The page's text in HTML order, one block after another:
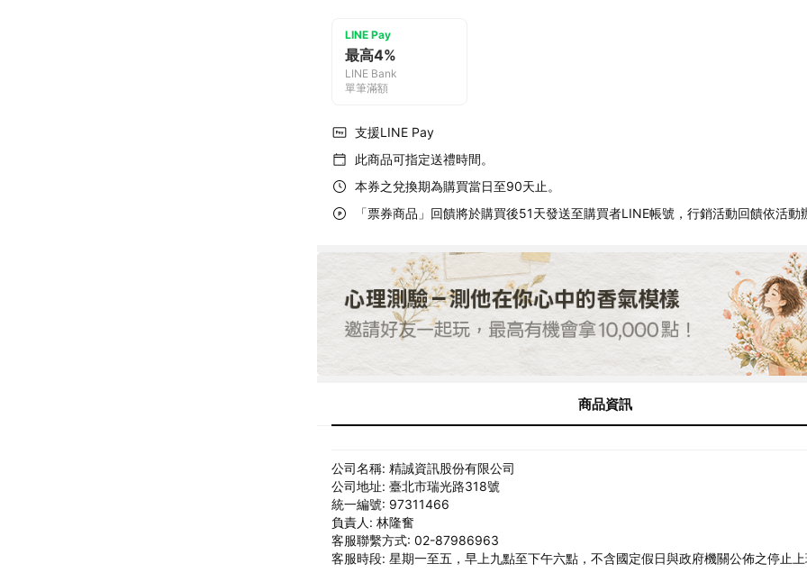
LINE Pay
最高4%
LINE Bank
單筆滿額
支援LINE Pay
此商品可指定送禮時間。
本券之兌換期為購買當日至90天止。
「票券商品」回饋將於購買後51天發送至購買者LINE帳號，行銷活動回饋依活動
商品資訊
公司名稱: 精誠資訊股份有限公司
公司地址: 臺北市瑞光路318號
統一編號: 97311466
負責人: 林隆奮
客服聯繫方式: 02-87986963
客服時段: 星期一至五，早上九點至下午六點，不含國定假日與政府機關公佈之停止